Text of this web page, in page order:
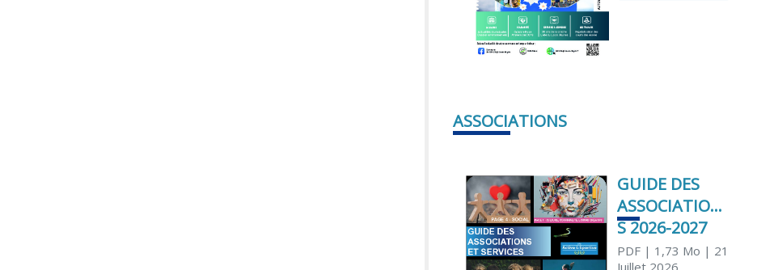
ASSOCIATIONS
GUIDE DES
ASSOCIATION
S 2026-2027
PDF| 1,73 Mo | 21
Juillet 2026